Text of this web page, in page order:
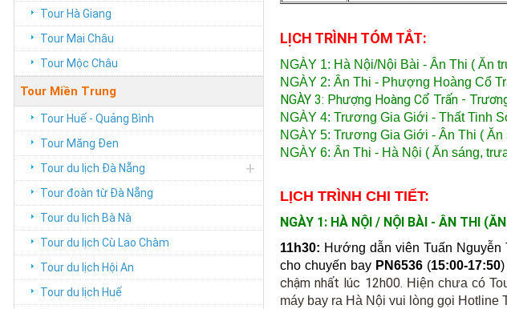
Tour Hà Giang
Tour Mai Châu
Tour Mộc Châu
Tour Miền Trung
Tour Huế - Quảng Bình
Tour Măng Đen
Tour du lịch Đà Nẵng
+
Tour đoàn từ Đà Nẵng
Tour du lịch Bà Nà
Tour du lịch Cù Lao Chàm
Tour du lịch Hội An
Tour du lịch Huế
LỊCH TRÌNH TÓM TẮT:
NGÀY 1: Hà Nội/Nội Bài - Ân Thi ( Ăn
NGÀY 2: Ân Thi - Phượng Hoàng Cổ
NGÀY 3: Phượng Hoàng Cổ Trấn -
NGÀY 4: Trương Gia Giới - Thất Tinh
NGÀY 5: Trương Gia Giới - Ân Thi ( Ăn
NGÀY 6: Ân Thi - Hà Nội ( Ăn sáng,
LỊCH TRÌNH CHI TIẾT:
NGÀY 1: HÀ NỘI / NỘI BÀI - ÂN THI
11h30: Hướng dẫn viên Tuấn Nguyễn
cho chuyến bay PN6536 (15:00-17:50
chậm nhất lúc 12h00. Hiện chưa có
máy bay ra Hà Nội vui lòng gọi Hotline